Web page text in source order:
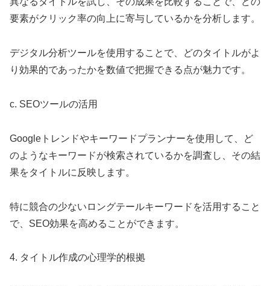
要素がクリック率の向上に寄与しているかを分析します。
デジタル分析ツールを使用することで、どのタイトルがよ
り効果的であったかを数値で把握できる点が魅力です。
c. SEOツールの活用
Googleトレンドやキーワードプランナーを使用して、ど
のようなキーワードが検索されているかを調査し、その結
果をタイトルに反映します。
特に競合の少ないロングテールキーワードを活用すること
で、SEO効果を高めることができます。
4. タイトル作成の心理学的根拠